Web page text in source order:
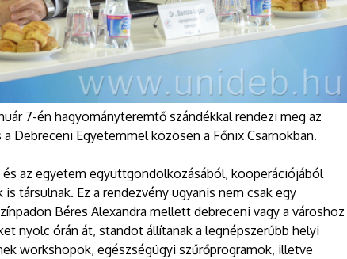
7-én hagyományteremtő szándékkal rendezi meg az
Debreceni Egyetemmel közösen a Főnix Csarnokban.
és az egyetem együttgondolkozásából, kooperációjából
társulnak. Ez a rendezvény ugyanis nem csak egy
Béres Alexandra mellett debreceni vagy a városhoz
nyolc órán át, standot állítanak a legnépszerűbb helyi
workshopok, egészségügyi szűrőprogramok, illetve